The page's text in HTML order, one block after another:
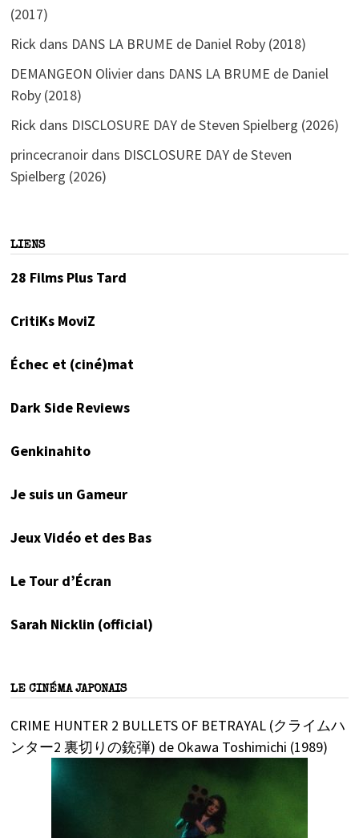
(2017)
Rick dans DANS LA BRUME de Daniel Roby (2018)
DEMANGEON Olivierdans DANS LA BRUME de Daniel
Roby (2018)
Rick dans DISCLOSURE DAY de Steven Spielberg (2026)
princecranoirdans DISCLOSURE DAY de Steven
Spielberg (2026)
LIENS
28 Films Plus Tard
CritiKs MoviZ
Échec et (ciné)mat
Dark Side Reviews
Genkinahito
Je suis un Gameur
Jeux Vidéo et des Bas
Le Tour d’Écran
Sarah Nicklin (official)
LE CINÉMA JAPONAIS
CRIME HUNTER 2 BULLETS OF BETRAYAL (クライムハ
ンター2 裏切りの銃弾) de Okawa Toshimichi (1989)